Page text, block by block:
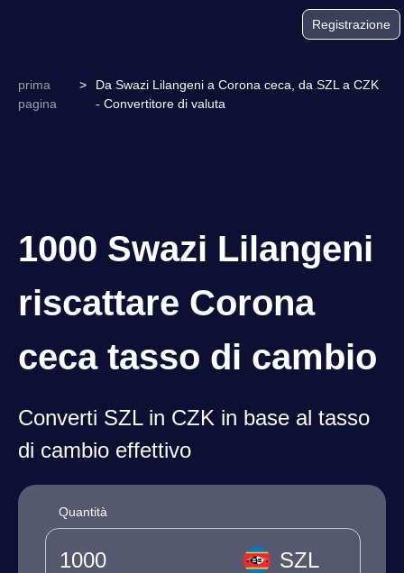
Registrazione
prima
pagina
>
Da Swazi Lilangeni a Corona ceca, da SZL a CZK
- Convertitore di valuta
1000 Swazi Lilangeni
riscattare Corona
ceca tasso di cambio
Converti SZL in CZK in base al tasso
di cambio effettivo
Quantità
SZL